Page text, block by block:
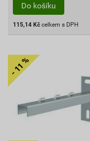
Do košíku
115,14 Kč celkem s DPH